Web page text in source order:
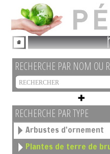
RECHERCHE PAR NOM OU
RECHERCHE PAR TYPE
Arbustes d'ornement
Plantes de terre de